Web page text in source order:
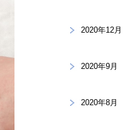
2020年12月
2020年9月
2020年8月